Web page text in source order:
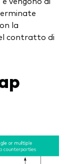
la
contratto di